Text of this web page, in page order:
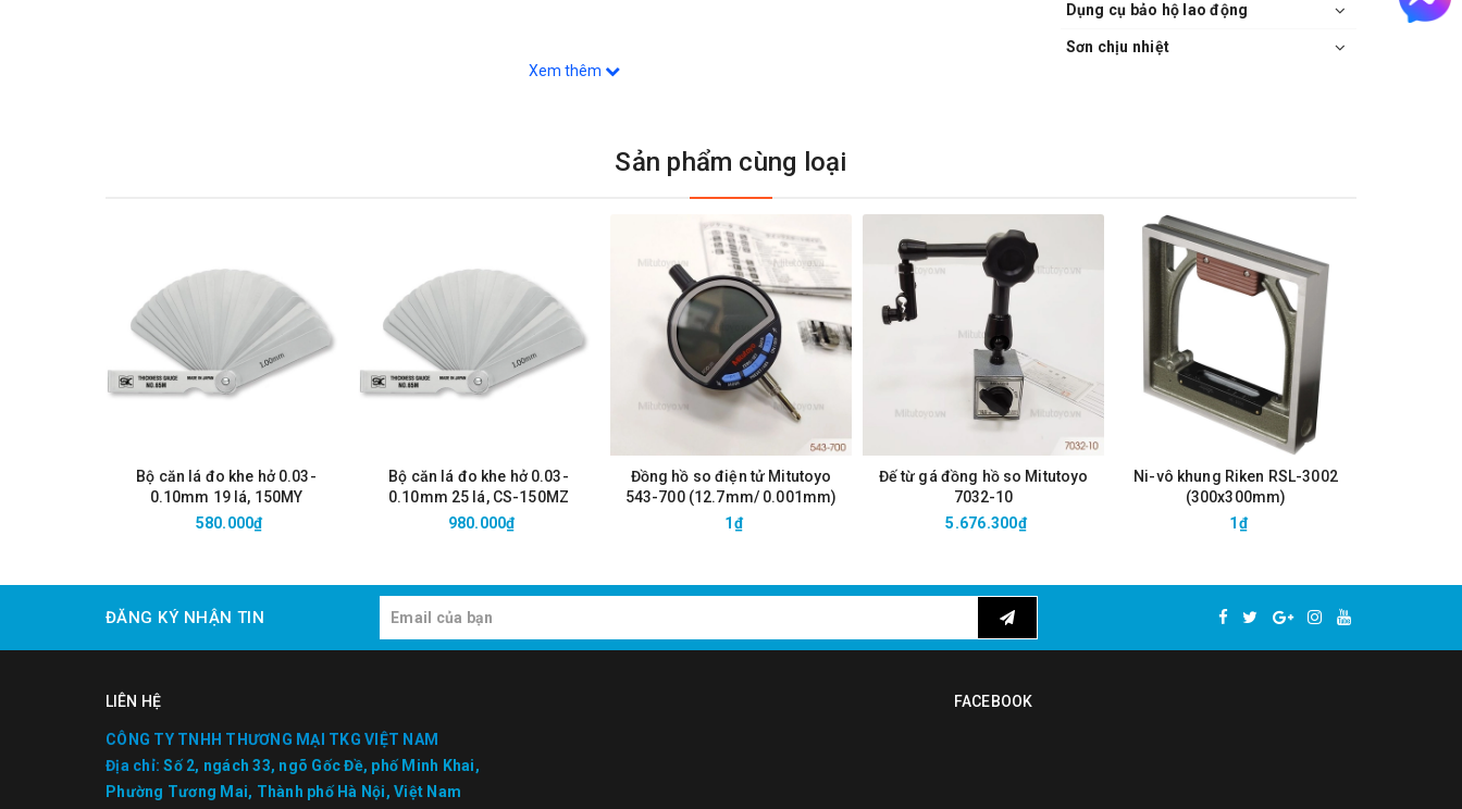
Xem thêm
Dụng cụ bảo hộ lao động
Sơn chịu nhiệt
Sản phẩm cùng loại
Bộ căn lá đo khe hở 0.03-
0.10mm 19 lá, 150MY
580.000₫
Bộ căn lá đo khe hở 0.03-
0.10mm 25 lá, CS-150MZ
980.000₫
Đồng hồ so điện tử Mitutoyo
543-700 (12.7mm/ 0.001mm)
1₫
Đế từ gá đồng hồ so Mitutoyo
7032-10
5.676.300₫
Ni-vô khung Riken RSL-3002
(300x300mm)
1₫
ĐĂNG KÝ NHẬN TIN
LIÊN HỆ
CÔNG TY TNHH THƯƠNG MẠI TKG VIỆT NAM
Địa chỉ: Số 2, ngách 33, ngõ Gốc Đề, phố Minh Khai,
Phường Tương Mai, Thành phố Hà Nội, Việt Nam
FACEBOOK